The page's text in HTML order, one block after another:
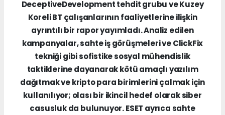
DeceptiveDevelopment tehdit grubu ve Kuzey
Koreli BT çalışanlarının faaliyetlerine ilişkin
ayrıntılı bir rapor yayımladı. Analiz edilen
kampanyalar, sahte iş görüşmeleri ve ClickFix
tekniği gibi sofistike sosyal mühendislik
taktiklerine dayanarak kötü amaçlı yazılım
dağıtmak ve kripto para birimlerini çalmak için
kullanılıyor; olası bir ikincil hedef olarak siber
casusluk da bulunuyor. ESET ayrıca sahte